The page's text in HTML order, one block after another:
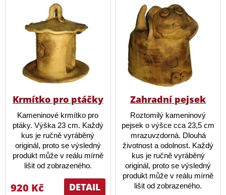
Krmítko pro ptáčky
Kameninové krmítko pro
ptáky. Výška 23 cm. Každý
kus je ručně vyráběný
originál, proto se výsledný
produkt může v reálu mírně
lišit od zobrazeného.
DETAIL
920 Kč
Zahradní pejsek
Roztomilý kameninový
pejsek o výšce cca 23,5 cm
mrazuvzdorná. Dlouhá
životnost a odolnost. Každý
kus je ručně vyráběný
originál, proto se výsledný
produkt může v reálu mírně
lišit od zobrazeného.